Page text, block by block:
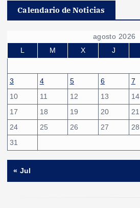
Calendario de Noticias
agosto 2026
L
M X J
3
4 5 6 7
10
11 12 13 14
17
18 19 20 21
24
25 26 27 28
31
« Jul